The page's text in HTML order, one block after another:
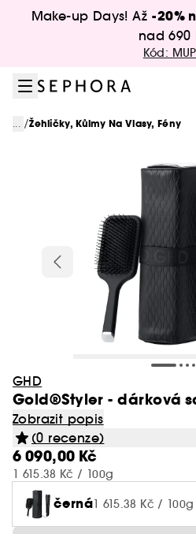
Přejít na hlavní obsah
Make-up Days! Až -20%
nad 690
Kód:
... /Žehličky, Kůlmy Na Vlasy, Fény
GHD
Gold®Styler - dárková
Zobrazit popis
(0 recenze)
6 090,00 Kč
1 615.38 Kč / 100g
černá1 615.38 Kč / 100g